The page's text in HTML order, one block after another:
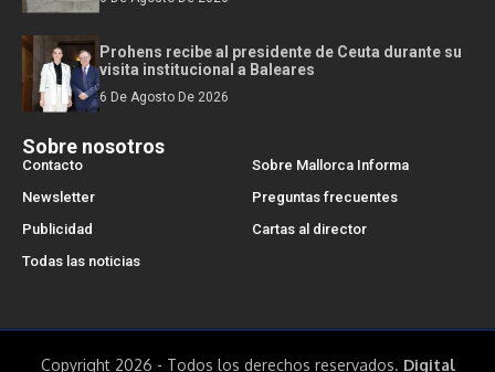
Prohens recibe al presidente de Ceuta durante su
visita institucional a Baleares
6 De Agosto De 2026
Sobre nosotros
Contacto
Sobre Mallorca Informa
Newsletter
Preguntas frecuentes
Publicidad
Cartas al director
Todas las noticias
Copyright 2026 - Todos los derechos reservados. Digital